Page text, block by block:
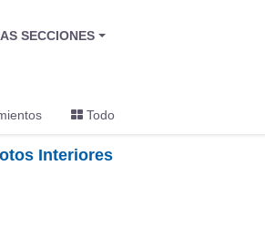
SECCIONES
Todo
Interiores